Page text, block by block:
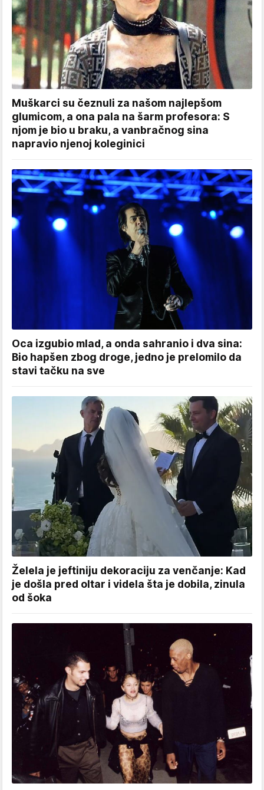
Muškarci su čeznuli za našom najlepšom
glumicom, a ona pala na šarm profesora: S
njom je bio u braku, a vanbračnog sina
napravio njenoj koleginici
Oca izgubio mlad, a onda sahranio i dva sina:
Bio hapšen zbog droge, jedno je prelomilo da
stavi tačku na sve
Želela je jeftiniju dekoraciju za venčanje: Kad
je došla pred oltar i videla šta je dobila, zinula
od šoka